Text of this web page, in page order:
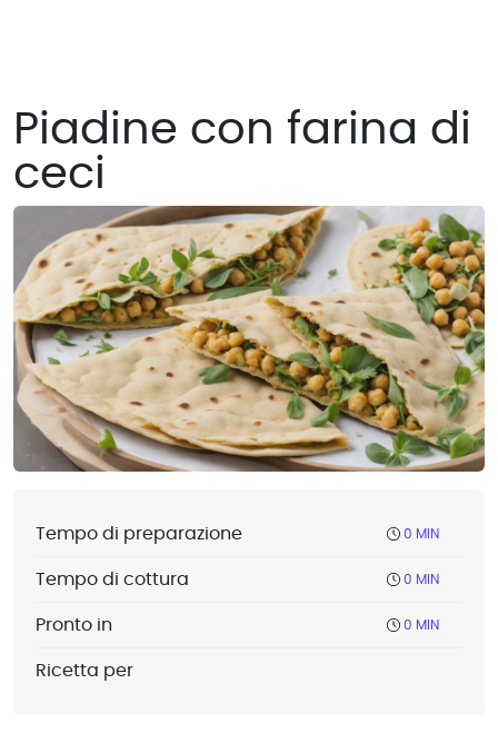
Piadine con farina di
ceci
Tempo di preparazione 0 MIN
Tempo di cottura 0 MIN
Pronto in 0 MIN
Ricetta per